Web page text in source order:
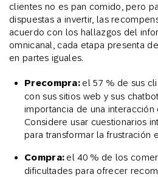
clientes no es pan comido, pero
dispuestas a invertir, las
acuerdo con los hallazgos del
omnicanal, cada etapa presenta
en partes iguales.
Precompra: el 57 % de sus
con sus sitios web y sus
importancia de una
Considere usar cuestionarios
para transformar la frustración
Compra: el 40 % de los
dificultades para ofrecer